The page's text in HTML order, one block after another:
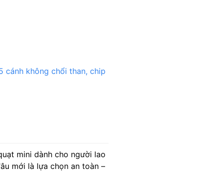
cánh không chổi than, chip
mini dành cho người lao
mới là lựa chọn an toàn –